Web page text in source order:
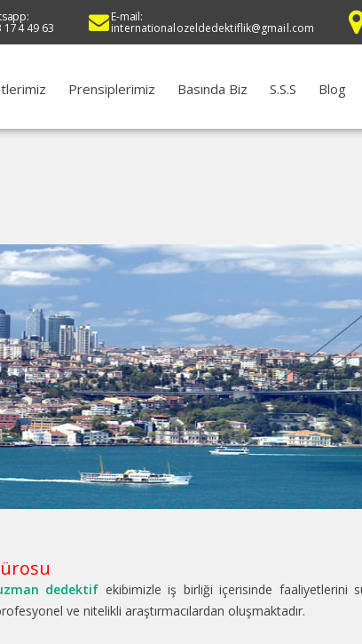
174 49 63
E-mail:
internationalozeldedektiflik@gmail.com
Prensiplerimiz Basında Biz S.S.S Blog
dedektif ekibimizle iş birliği içerisinde faaliyetlerini
ve nitelikli araştırmacılardan oluşmaktadır.